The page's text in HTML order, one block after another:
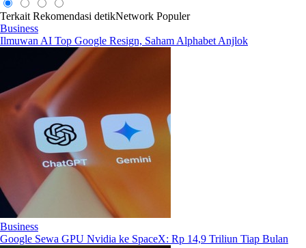
Terkait Rekomendasi detikNetwork Populer
Business
Ilmuwan AI Top Google Resign, Saham Alphabet Anjlok
Business
Google Sewa GPU Nvidia ke SpaceX: Rp 14,9 Triliun Tiap Bulan